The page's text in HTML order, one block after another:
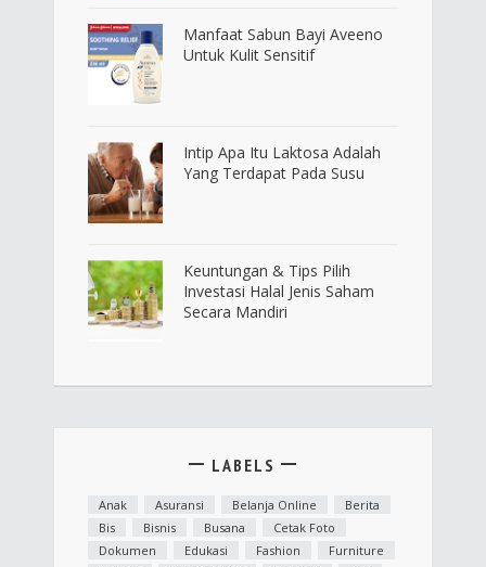
Manfaat Sabun Bayi Aveeno
Untuk Kulit Sensitif
Intip Apa Itu Laktosa Adalah
Yang Terdapat Pada Susu
Keuntungan & Tips Pilih
Investasi Halal Jenis Saham
Secara Mandiri
LABELS
Anak Asuransi Belanja Online
Berita
Bis
Bisnis Busana
Cetak Foto
Dokumen
Edukasi Fashion
Furniture